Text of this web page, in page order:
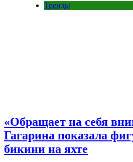
Тренды
«Обращает на себя
Гагарина показала
бикини на яхте